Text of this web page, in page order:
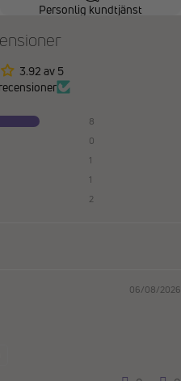
Personlig kundtjänst
3.92 av 5
8
0
1
1
2
06/08/2026